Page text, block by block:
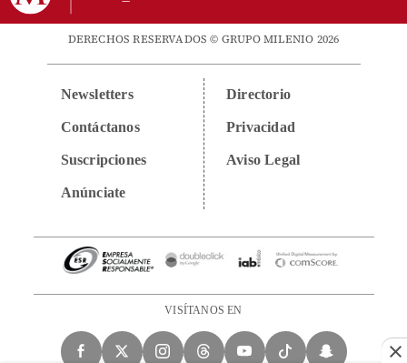
DERECHOS RESERVADOS © GRUPO MILENIO 2026
Newsletters
Contáctanos
Suscripciones
Anúnciate
Directorio
Privacidad
Aviso Legal
VISÍTANOS EN